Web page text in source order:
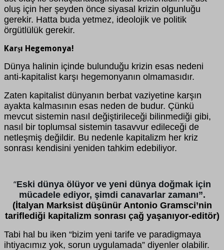
oluş için her şeyden önce siyasal krizin olgunluğu
gerekir. Hatta buda yetmez, ideolojik ve politik
örgütlülük gerekir.
Karşı Hegemonya!
Dünya halinin içinde bulunduğu krizin esas nedeni
anti-kapitalist karşı hegemonyanın olmamasıdır.
Zaten kapitalist dünyanın berbat vaziyetine karşın
ayakta kalmasının esas neden de budur. Çünkü
mevcut sistemin nasıl değiştirileceği bilinmediği gibi,
nasıl bir toplumsal sistemin tasavvur edileceği de
netleşmiş değildir. Bu nedenle kapitalizm her kriz
sonrası kendisini yeniden tahkim edebiliyor.
“Eski dünya ölüyor ve yeni dünya doğmak için
mücadele ediyor, şimdi canavarlar zamanı”.
(İtalyan Marksist düşünür Antonio Gramsci’nin
tariflediği kapitalizm sonrası çağ yaşanıyor-editör)
Tabi hal bu iken “bizim yeni tarife ve paradigmaya
ihtiyacımız yok, sorun uygulamada” diyenler olabilir.